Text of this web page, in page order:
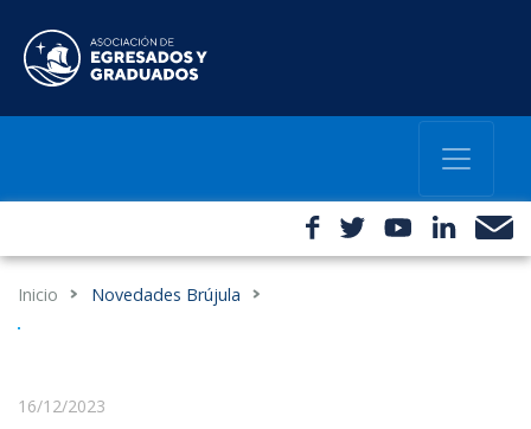
Inicio Novedades Brújula
16/12/2023